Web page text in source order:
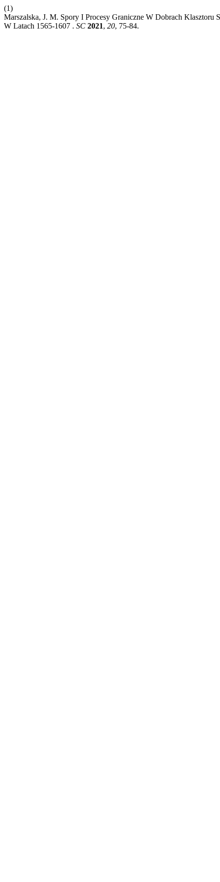
(1)
Marszalska, J. M. Spory I Procesy Graniczne W Dobrach
W Latach 1565-1607 . SC 2021, 20, 75-84.